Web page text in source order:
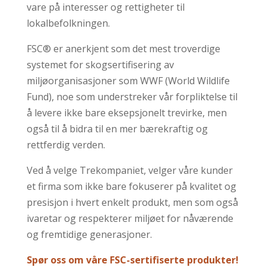
vare på interesser og rettigheter til
lokalbefolkningen.
FSC® er anerkjent som det mest troverdige
systemet for skogsertifisering av
miljøorganisasjoner som WWF (World Wildlife
Fund), noe som understreker vår forpliktelse til
å levere ikke bare eksepsjonelt trevirke, men
også til å bidra til en mer bærekraftig og
rettferdig verden.
Ved å velge Trekompaniet, velger våre kunder
et firma som ikke bare fokuserer på kvalitet og
presisjon i hvert enkelt produkt, men som også
ivaretar og respekterer miljøet for nåværende
og fremtidige generasjoner.
Spør oss om våre FSC-sertifiserte produkter!